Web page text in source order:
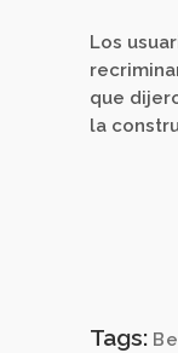
Los
que
la
Tags: